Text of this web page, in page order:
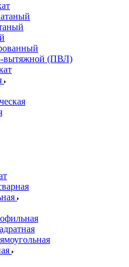
вытяжной (ПВЛ)